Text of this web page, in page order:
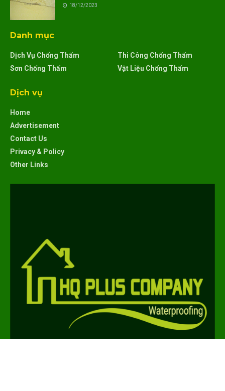
18/12/2023
Danh mục
Dịch Vụ Chống Thấm
Sơn Chống Thấm
Thi Công Chống Thấm
Vật Liệu Chống Thấm
Dịch vụ
Home
Advertisement
Contact Us
Privacy & Policy
Other Links